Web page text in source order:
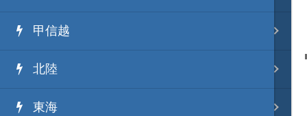
城 地域分類
合戦 地域分類
事変 地域分類
甲信越
北陸
東海